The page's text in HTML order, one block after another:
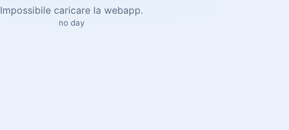
Impossibile caricare la webapp.
no day